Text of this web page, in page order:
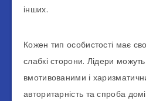
інших.
Кожен тип особистості має
слабкі сторони. Лідери
вмотивованими і
авторитарність та спроба